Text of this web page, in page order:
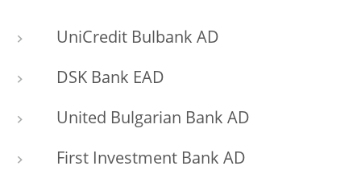
UniCredit Bulbank AD
DSK Bank EAD
United Bulgarian Bank AD
First Investment Bank AD